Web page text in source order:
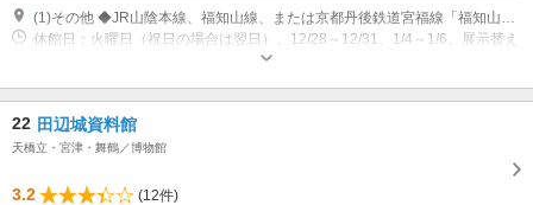
休館日：火曜日（祝日の場合は翌日）、12/28～12/31、1/4～1/6、展示替え
時 開館時間：9時～17時（入館は16時30分まで）
22 田辺城資料館
天橋立・宮津・舞鶴／博物館
3.2
(12件)